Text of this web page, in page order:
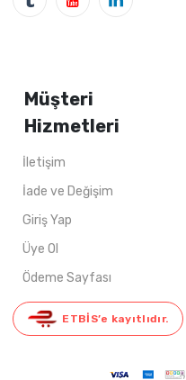
Müşteri
Hizmetleri
İletişim
İade ve Değişim
Giriş Yap
Üye Ol
Ödeme Sayfası
ETBİS’e kayıtlıdır.